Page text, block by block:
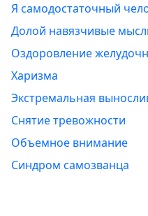
Я самодостаточный
Долой навязчивые
Оздоровление
Харизма
Экстремальная
Снятие тревожности
Объемное внимание
Синдром самозванца